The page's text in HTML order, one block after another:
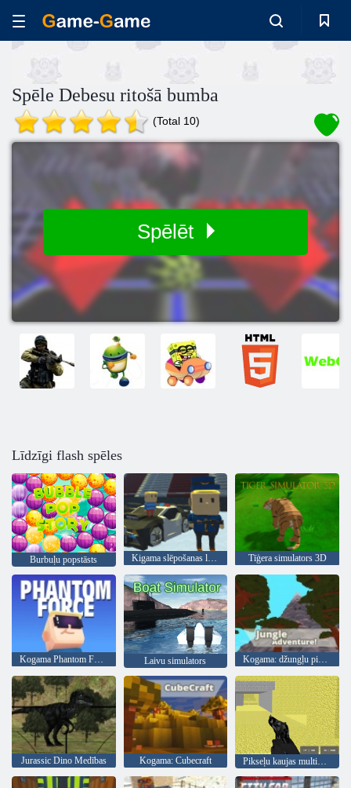
Spēle Debesu ritošā bumba
(Total 10)
Spēlēt
Līdzīgi flash spēles
Burbuļu popstāsts Kigama slēpošanas lekt! Tīģera simulators 3D
Kogama Phantom Force Laivu simulators Kogama: džungļu piedzīvojums
Jurassic Dino Medības Kogama: Cubecraft Pikseļu kaujas multiplayer